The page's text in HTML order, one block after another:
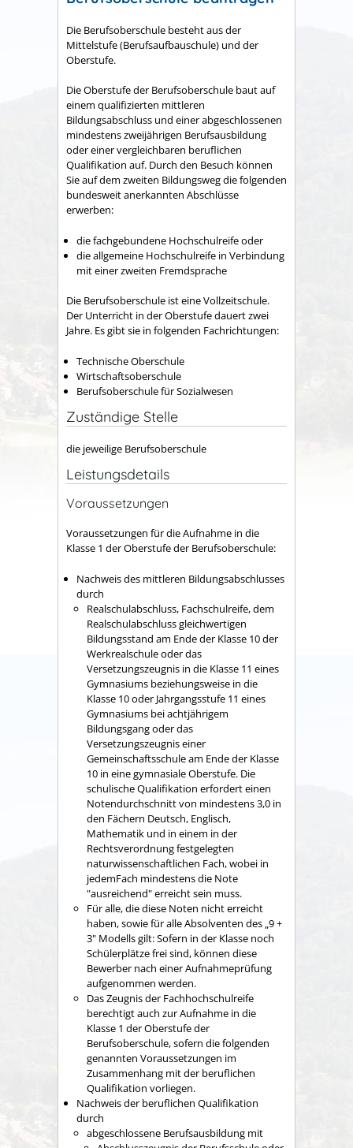
Die Berufsoberschule besteht aus der
Mittelstufe (Berufsaufbauschule) und der
Oberstufe.
Die Oberstufe der Berufsoberschule baut auf
einem qualifizierten mittleren
Bildungsabschluss und einer abgeschlossenen
mindestens zweijährigen Berufsausbildung
oder einer vergleichbaren beruflichen
Qualifikation auf. Durch den Besuch können
Sie auf dem zweiten Bildungsweg die folgenden
bundesweit anerkannten Abschlüsse
erwerben:
die fachgebundene Hochschulreife oder
die allgemeine Hochschulreife in Verbindung
mit einer zweiten Fremdsprache
Die Berufsoberschule ist eine Vollzeitschule.
Der Unterricht in der Oberstufe dauert zwei
Jahre. Es gibt sie in folgenden Fachrichtungen:
Technische Oberschule
Wirtschaftsoberschule
Berufsoberschule für Sozialwesen
Zuständige Stelle
die jeweilige Berufsoberschule
Leistungsdetails
Voraussetzungen
Voraussetzungen für die Aufnahme in die
Klasse 1 der Oberstufe der Berufsoberschule:
Nachweis des mittleren Bildungsabschlusses
durch
Realschulabschluss, Fachschulreife, dem
Realschulabschluss gleichwertigen
Bildungsstand am Ende der Klasse 10 der
Werkrealschule oder das
Versetzungszeugnis in die Klasse 11 eines
Gymnasiums beziehungsweise in die
Klasse 10 oder Jahrgangsstufe 11 eines
Gymnasiums bei achtjährigem
Bildungsgang oder das
Versetzungszeugnis einer
Gemeinschaftsschule am Ende der Klasse
10 in eine gymnasiale Oberstufe. Die
schulische Qualifikation erfordert einen
Notendurchschnitt von mindestens 3,0 in
den Fächern Deutsch, Englisch,
Mathematik und in einem in der
Rechtsverordnung festgelegten
naturwissenschaftlichen Fach, wobei in
jedemFach mindestens die Note
"ausreichend" erreicht sein muss.
Für alle, die diese Noten nicht erreicht
haben, sowie für alle Absolventen des „9 +
3" Modells gilt: Sofern in der Klasse noch
Schülerplätze frei sind, können diese
Bewerber nach einer Aufnahmeprüfung
aufgenommen werden.
Das Zeugnis der Fachhochschulreife
berechtigt auch zur Aufnahme in die
Klasse 1 der Oberstufe der
Berufsoberschule, sofern die folgenden
genannten Voraussetzungen im
Zusammenhang mit der beruflichen
Qualifikation vorliegen.
Nachweis der beruflichen Qualifikation
durch
abgeschlossene Berufsausbildung mit